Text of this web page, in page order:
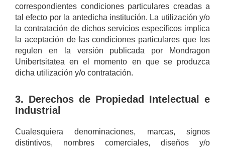
correspondientes condiciones particulares creadas a
tal efecto por la antedicha institución. La utilización y/o
la contratación de dichos servicios específicos implica
la aceptación de las condiciones particulares que los
regulen en la versión publicada por Mondragon
Unibertsitatea en el momento en que se produzca
dicha utilización y/o contratación.
3. Derechos de Propiedad Intelectual e
Industrial
Cualesquiera denominaciones, marcas, signos
distintivos, nombres comerciales, diseños y/o